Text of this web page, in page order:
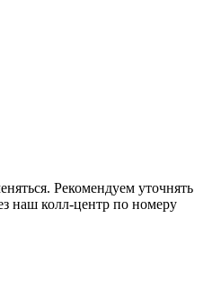
Рекомендуем уточнять
наш колл-центр по номеру